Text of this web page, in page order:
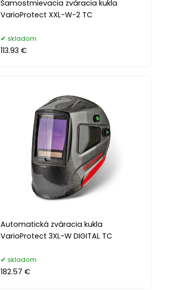
Samostmievacia zváracia kukla
VarioProtect XXL-W-2 TC
skladom
113.93 €
Automatická zváracia kukla
VarioProtect 3XL-W DIGITAL TC
skladom
182.57 €